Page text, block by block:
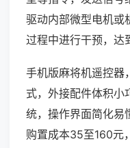
驱动内部微型电机或
过程中进行干预，达
手机版麻将机遥控器
式，外接配件体积小
统，操作界面简化易
购置成本35至160元